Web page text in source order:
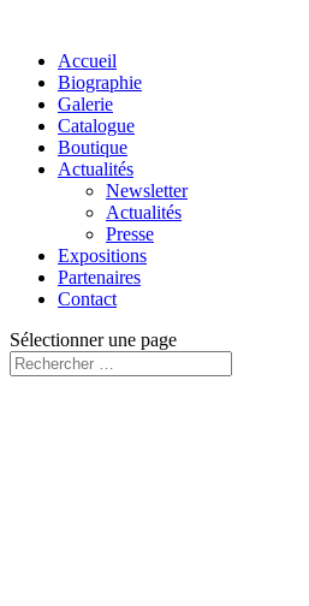
Accueil
Biographie
Galerie
Catalogue
Boutique
Actualités
Newsletter
Actualités
Presse
Expositions
Partenaires
Contact
Sélectionner une page